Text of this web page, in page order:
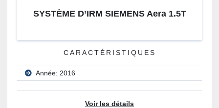
SYSTÈME D’IRM SIEMENS Aera 1.5T
CARACTÉRISTIQUES
Année: 2016
Voir les détails